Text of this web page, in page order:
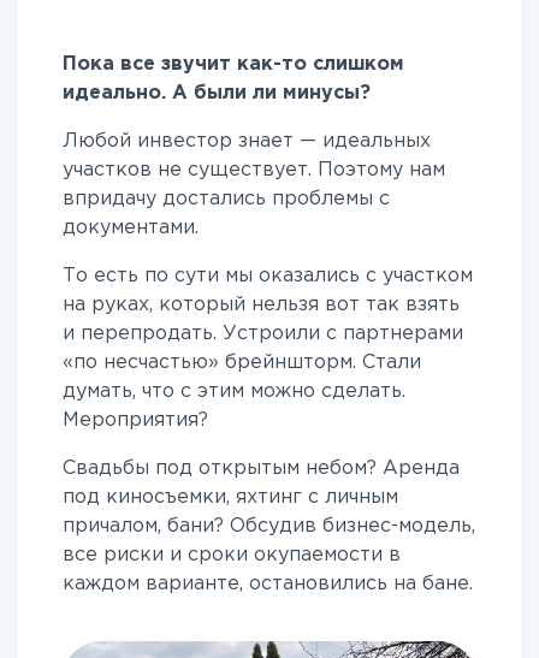
Пока все звучит как-то слишком
идеально. А были ли минусы?
Любой инвестор знает — идеальных
участков не существует. Поэтому нам
впридачу достались проблемы с
документами.
То есть по сути мы оказались с участком
на руках, который нельзя вот так взять
и перепродать. Устроили с партнерами
«по несчастью» брейншторм. Стали
думать, что с этим можно сделать.
Мероприятия?
Свадьбы под открытым небом? Аренда
под киносъемки, яхтинг с личным
причалом, бани? Обсудив бизнес-модель,
все риски и сроки окупаемости в
каждом варианте, остановились на бане.